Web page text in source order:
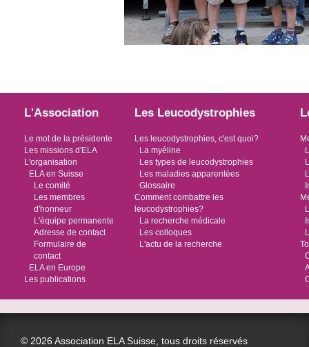
L'Association
Le mot de la présidente
Les missions d'ELA
L'organisation
ELA en Suisse
Le comité
Les membres
d'honneur
L'équipe permanente
Adresse de contact
Formulaire de
contact
ELA en Europe
Les publications
Les Leucodystrophies
Les leucodystrophies, c'est quoi?
La myéline
Les types de leucodystrophies
Les maladies apparentées
Glossaire
Comment combattre les
leucodystrophies?
La recherche médicale
Les colloques
L'actu de la recherche
© 2026 Association ELA Suisse, tous droits réservés